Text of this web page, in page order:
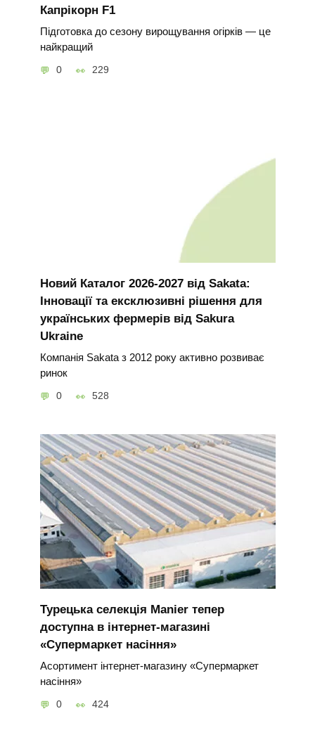
Капрікорн F1
Підготовка до сезону вирощування огірків — це
найкращий
0 229
Новий Каталог 2026-2027 від Sakata:
Інновації та ексклюзивні рішення для
українських фермерів від Sakura
Ukraine
Компанія Sakata з 2012 року активно розвиває
ринок
0 528
Турецька селекція Manier тепер
доступна в інтернет-магазині
«Супермаркет насіння»
Асортимент інтернет-магазину «Супермаркет
насіння»
0 424